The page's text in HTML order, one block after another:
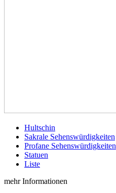
Hultschin
Sakrale Sehenswürdigkeiten
Profane Sehenswürdigkeiten
Statuen
Liste
mehr Informationen